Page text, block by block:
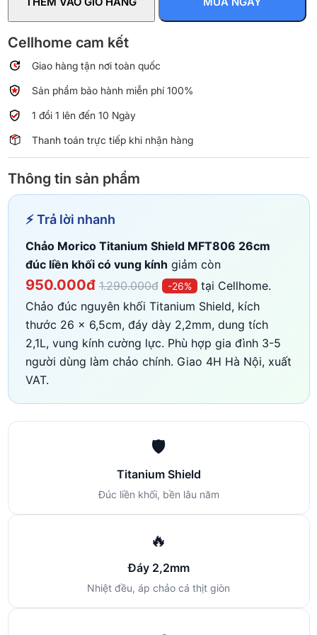
MFT806
26cm
liền
khối
vung
kính
lượng
Cellhome cam kết
Giao hàng tận nơi toàn quốc
Sản phẩm bảo hành miễn phí 100%
1 đổi 1 lên đến 10 Ngày
Thanh toán trực tiếp khi nhận hàng
Thông tin sản phẩm
⚡ Trả lời nhanh
Chảo Morico Titanium Shield MFT806 26cm
đúc liền khối có vung kính giảm còn
950.000đ 1.290.000đ -26% tại Cellhome.
Chảo đúc nguyên khối Titanium Shield, kích
thước 26 × 6,5cm, đáy dày 2,2mm, dung tích
2,1L, vung kính cường lực. Phù hợp gia đình 3-5
người dùng làm chảo chính. Giao 4H Hà Nội, xuất
VAT.
🛡️
Titanium Shield
Đúc liền khối, bền lâu năm
🔥
Đáy 2,2mm
Nhiệt đều, áp chảo cá thịt giòn